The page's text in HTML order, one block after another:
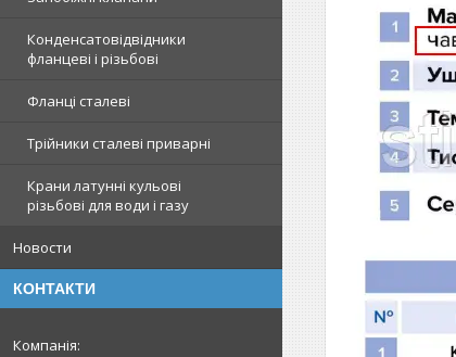
Конденсатовідвідники
фланцеві і різьбові
Фланці сталеві
Трійники сталеві приварні
Крани латунні кульові
різьбові для води і газу
Новости
КОНТАКТИ